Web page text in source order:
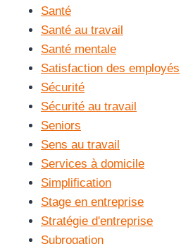
Santé
Santé au travail
Santé mentale
Satisfaction des employés
Sécurité
Sécurité au travail
Seniors
Sens au travail
Services à domicile
Simplification
Stage en entreprise
Stratégie d'entreprise
Subrogation